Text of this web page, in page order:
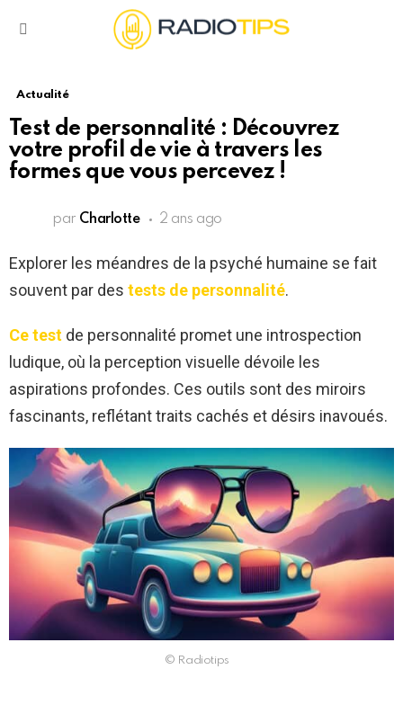
Actualité
Test de personnalité : Découvrez
votre profil de vie à travers les
formes que vous percevez !
par Charlotte 2 ans ago
Explorer les méandres de la psyché humaine se fait
souvent par des tests de personnalité.
Ce test de personnalité promet une introspection
ludique, où la perception visuelle dévoile les
aspirations profondes. Ces outils sont des miroirs
fascinants, reflétant traits cachés et désirs inavoués.
© Radiotips